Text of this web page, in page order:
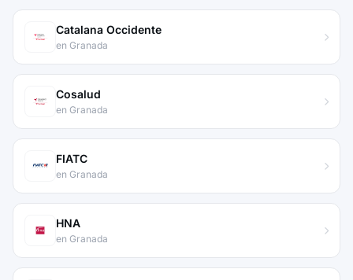
Catalana Occidente
en Granada
Cosalud
en Granada
FIATC
en Granada
HNA
en Granada